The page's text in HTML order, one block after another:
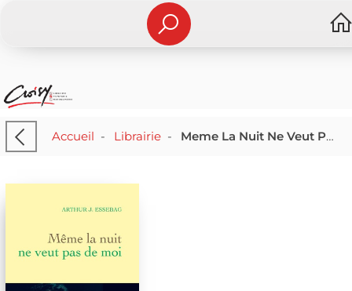
Accueil - Librairie- Meme La Nuit Ne Veut Pas De Moi